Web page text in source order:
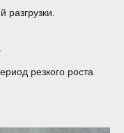
резкого роста